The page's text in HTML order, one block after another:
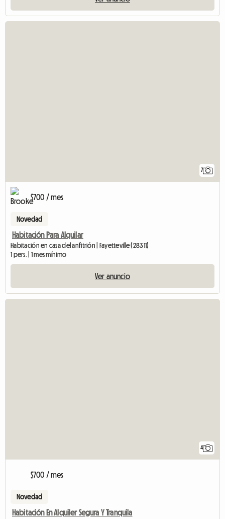
7
$700 / mes
Novedad
Habitación Para Alquilar
Habitación en casa del anfitrión | Fayetteville (28311)
1 pers. | 1 mes mínimo
Ver anuncio
4
$700 / mes
Novedad
Habitación En Alquiler Segura Y Tranquila